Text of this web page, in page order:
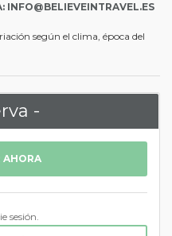
INFO@BELIEVEINTRAVEL.ES
según el clima, época del
-
AHORA
sesión.